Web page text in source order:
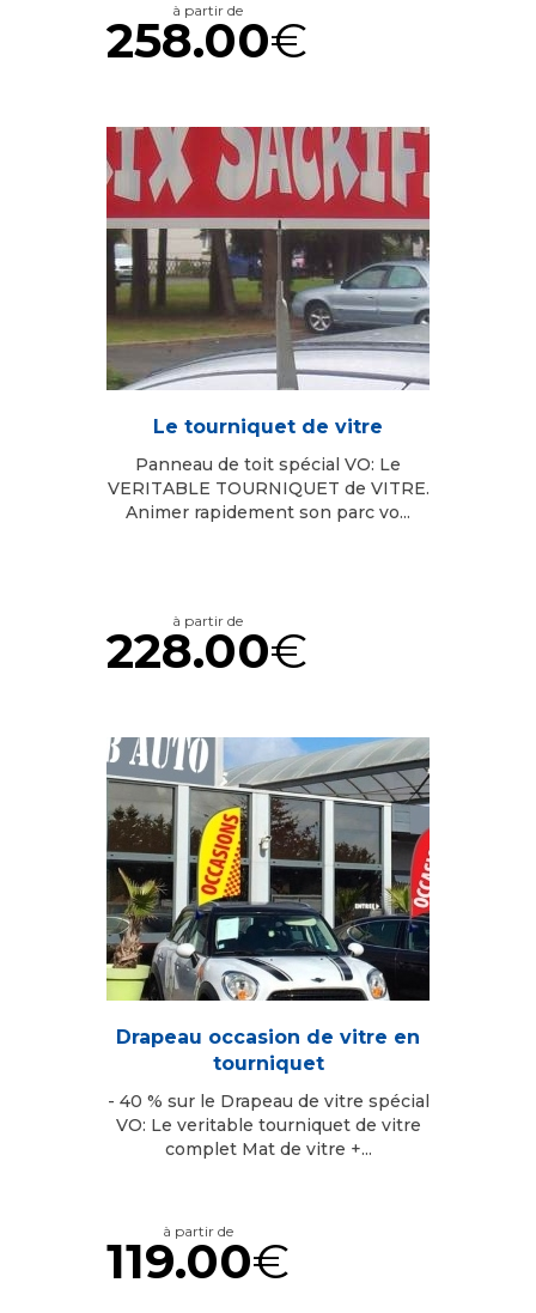
à partir de
258.00€
Le tourniquet de vitre
Panneau de toit spécial VO: Le
VERITABLE TOURNIQUET de VITRE.
Animer rapidement son parc vo...
à partir de
228.00€
Drapeau occasion de vitre en
tourniquet
- 40 % sur le Drapeau de vitre spécial
VO: Le veritable tourniquet de vitre
complet Mat de vitre +...
à partir de
119.00€